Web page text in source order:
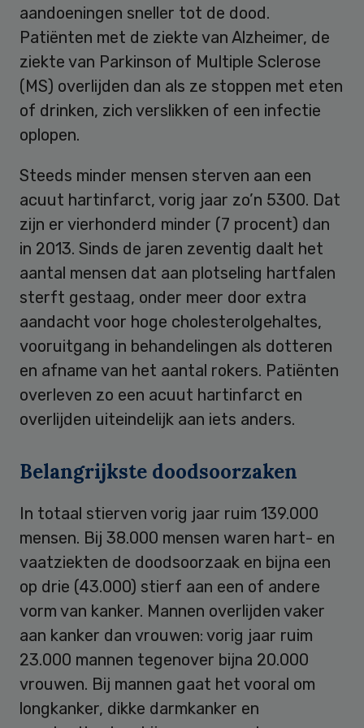
aandoeningen sneller tot de dood.
Patiënten met de ziekte van Alzheimer, de
ziekte van Parkinson of Multiple Sclerose
(MS) overlijden dan als ze stoppen met eten
of drinken, zich verslikken of een infectie
oplopen.
Steeds minder mensen sterven aan een
acuut hartinfarct, vorig jaar zo’n 5300. Dat
zijn er vierhonderd minder (7 procent) dan
in 2013. Sinds de jaren zeventig daalt het
aantal mensen dat aan plotseling hartfalen
sterft gestaag, onder meer door extra
aandacht voor hoge cholesterolgehaltes,
vooruitgang in behandelingen als dotteren
en afname van het aantal rokers. Patiënten
overleven zo een acuut hartinfarct en
overlijden uiteindelijk aan iets anders.
Belangrijkste doodsoorzaken
In totaal stierven vorig jaar ruim 139.000
mensen. Bij 38.000 mensen waren hart- en
vaatziekten de doodsoorzaak en bijna een
op drie (43.000) stierf aan een of andere
vorm van kanker. Mannen overlijden vaker
aan kanker dan vrouwen: vorig jaar ruim
23.000 mannen tegenover bijna 20.000
vrouwen. Bij mannen gaat het vooral om
longkanker, dikke darmkanker en